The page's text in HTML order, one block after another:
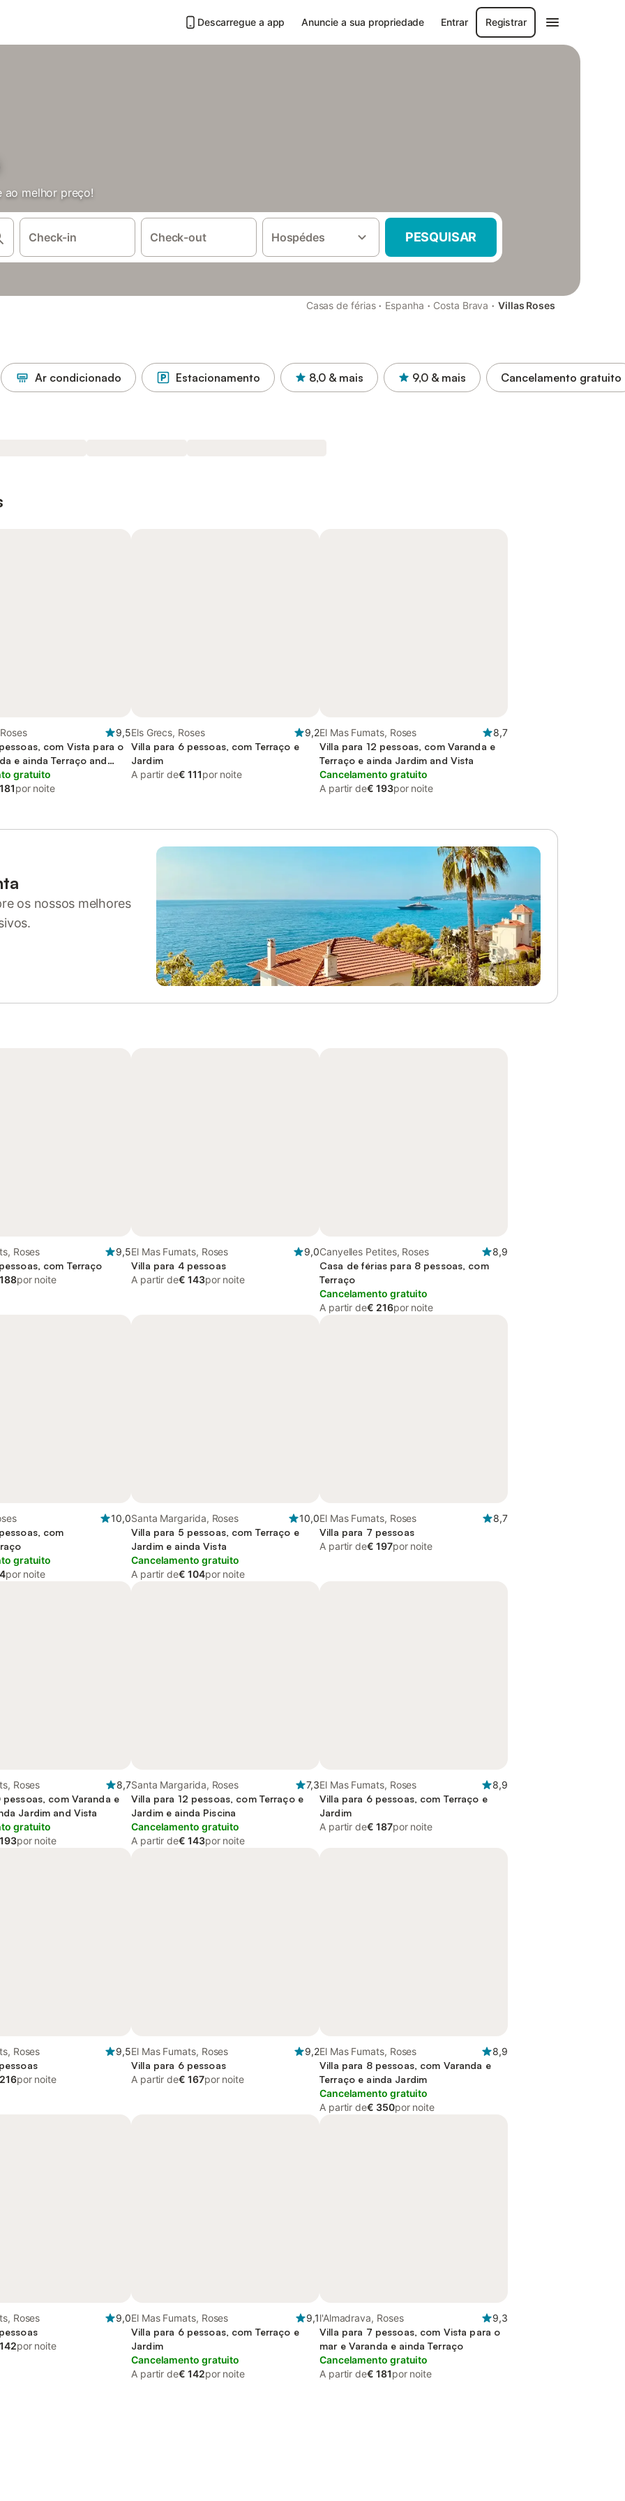
Descarregue a app Anuncie a sua propriedade Entrar Registrar
ao melhor preço!
Check-in Check-out Hospédes PESQUISAR
Casas de férias · Espanha · Costa Brava · Villas Roses
Ar condicionado Estacionamento 8,0 & mais 9,0 & mais Cancelamento gratuito
9,5
com Vista para o
e ainda Terraço and
gratuito
por noite
Els Grecs, Roses
9,2
Villa para 6 pessoas, com Terraço e
Jardim
A partir de€ 111por noite
El Mas Fumats, Roses
8,7
Villa para 12 pessoas, com Varanda e
Terraço e ainda Jardim and Vista
Cancelamento gratuito
A partir de€ 193por noite
os nossos melhores
Roses
9,5
com Terraço
por noite
El Mas Fumats, Roses
9,0
Villa para 4 pessoas
A partir de€ 143por noite
Canyelles Petites, Roses
8,9
Casa de férias para 8 pessoas, com
Terraço
Cancelamento gratuito
A partir de€ 216por noite
10,0
com
gratuito
por noite
Santa Margarida, Roses
10,0
Villa para 5 pessoas, com Terraço e
Jardim e ainda Vista
Cancelamento gratuito
A partir de€ 104por noite
El Mas Fumats, Roses
8,7
Villa para 7 pessoas
A partir de€ 197por noite
Roses
8,7
pessoas, com Varanda e
Jardim and Vista
gratuito
por noite
Santa Margarida, Roses
7,3
Villa para 12 pessoas, com Terraço e
Jardim e ainda Piscina
Cancelamento gratuito
A partir de€ 143por noite
El Mas Fumats, Roses
8,9
Villa para 6 pessoas, com Terraço e
Jardim
A partir de€ 187por noite
Roses
9,5
por noite
El Mas Fumats, Roses
9,2
Villa para 6 pessoas
A partir de€ 167por noite
El Mas Fumats, Roses
8,9
Villa para 8 pessoas, com Varanda e
Terraço e ainda Jardim
Cancelamento gratuito
A partir de€ 350por noite
Roses
9,0
por noite
El Mas Fumats, Roses
9,1
Villa para 6 pessoas, com Terraço e
Jardim
Cancelamento gratuito
A partir de€ 142por noite
l'Almadrava, Roses
9,3
Villa para 7 pessoas, com Vista para o
mar e Varanda e ainda Terraço
Cancelamento gratuito
A partir de€ 181por noite